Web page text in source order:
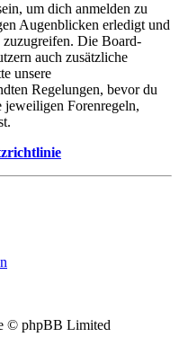
um dich anmelden zu
Augenblicken erledigt und
Die Board-
auch zusätzliche
unsere
Regelungen, bevor du
jeweiligen Forenregeln,
© phpBB Limited